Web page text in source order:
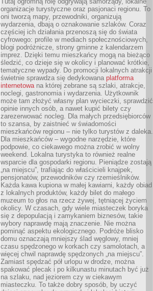
organizacje turystyczne oraz pasjonaci regionu. To
oni tworzą mapy, przewodniki, organizują
wydarzenia, dbają o oznakowanie szlaków. Coraz
częściej ich działania przenoszą się do świata
cyfrowego: profile w mediach społecznościowych,
blogi podróżnicze, strony gminne z kalendarzem
imprez. Dzięki temu mieszkańcy mogą na bieżąco
śledzić, co dzieje się w okolicy i planować krótkie,
tematyczne wypady. Do promocji lokalnych atrakcji
świetnie sprawdza się dedykowana platforma
internetowana której zebrane są szlaki, atrakcje,
noclegi, gastronomia i wydarzenia. Użytkownik
może tam złożyć własny plan wycieczki, sprawdzić
opinie innych osób, a nawet kupić bilety czy
zarezerwować nocleg. Dla małych przedsiębiorców
to szansa, by zaistnieć w świadomości
mieszkańców regionu – nie tylko turystów z daleka.
Dla mieszkańców – wygodne narzędzie, które
podpowie, co ciekawego można zrobić w wolny
weekend. Lokalna turystyka to również realne
wsparcie dla gospodarki regionu. Pieniądze zostają
„na miejscu”, trafiając do właścicieli knajpek,
pensjonatów, przewodników czy rzemieślników.
Każda kawa kupiona w małej kawiarni, każdy obiad
z lokalnych produktów, każdy bilet do małego
muzeum to głos na rzecz żywej, tętniącej życiem
okolicy. W czasach, gdy wiele miasteczek boryka
się z depopulacją i zamykaniem biznesów, takie
wybory naprawdę mają znaczenie. Nie można
pominąć aspektu ekologicznego. Podróże blisko
domu oznaczają mniejszy ślad węglowy, mniej
czasu spędzonego w korkach czy samolotach, a
więcej chwil naprawdę spędzonych „na miejscu”.
Zamiast spędzać pół urlopu w drodze, można
spakować plecak i po kilkunastu minutach być już
na szlaku, nad jeziorem czy w ciekawym
miasteczku. To także dobry sposób, by uczyć